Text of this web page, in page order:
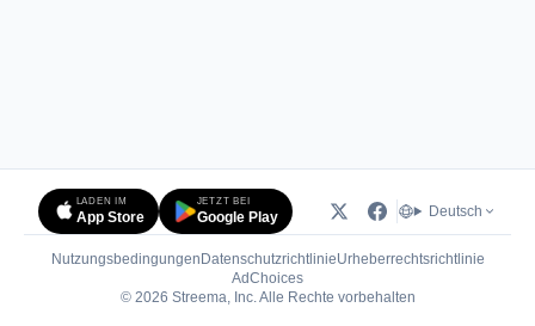
LADEN IM
App Store
JETZT BEI
Google Play Deutsch
Nutzungsbedingungen DatenschutzrichtlinieUrheberrechtsrichtlinie
AdChoices(öffnet in neuem Tab)
© 2026 Streema, Inc. Alle Rechte vorbehalten